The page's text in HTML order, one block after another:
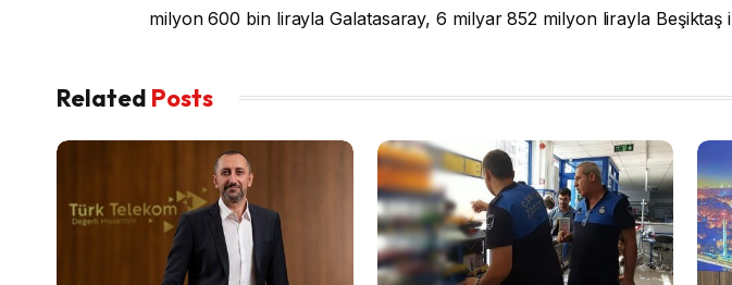
milyon 600 bin lirayla Galatasaray, 6 milyar 852 milyon lirayla Beşiktaş
Related Posts